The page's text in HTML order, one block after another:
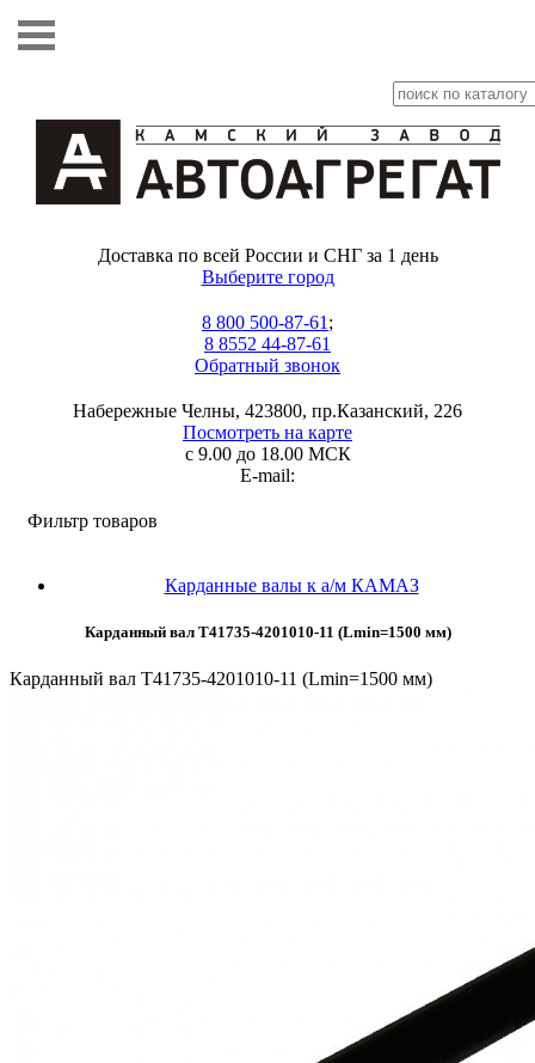
Доставка по всей России и СНГ за 1 день
Выберите город
8 800 500-87-61 ;
8 8552 44-87-61
Обратный звонок
Набережные Челны, 423800, пр.Казанский, 226
Посмотреть на карте
с 9.00 до 18.00 МСК
E-mail:
Фильтр товаров
Карданные валы к а/м КАМАЗ
Карданный вал Т41735-4201010-11 (Lmin=1500 мм)
Карданный вал Т41735-4201010-11 (Lmin=1500 мм)